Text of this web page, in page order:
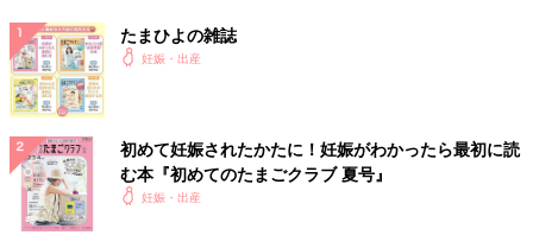
たまひよの雑誌
妊娠・出産
初めて妊娠されたかたに！妊娠がわかったら最初に読
む本『初めてのたまごクラブ 夏号』
妊娠・出産